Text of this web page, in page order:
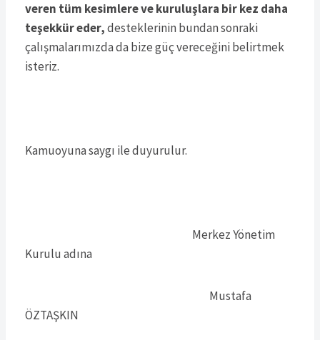
veren tüm kesimlere ve kuruluşlara bir kez daha
teşekkür eder,desteklerinin bundan sonraki
çalışmalarımızda da bize güç vereceğini belirtmek
isteriz.
Kamuoyuna saygı ile duyurulur.
Merkez Yönetim
Kurulu adına
Mustafa
ÖZTAŞKIN